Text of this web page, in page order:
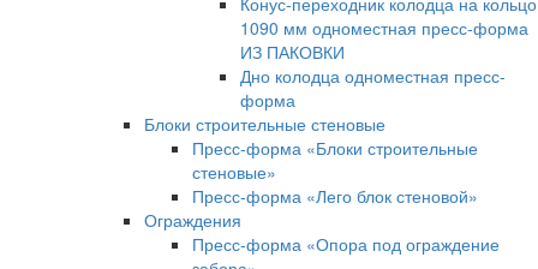
1090 мм одноместная пресс-форма
ИЗ ПАКОВКИ
Дно колодца одноместная пресс-
форма
Блоки строительные стеновые
Пресс-форма «Блоки строительные
стеновые»
Пресс-форма «Лего блок стеновой»
Ограждения
Пресс-форма «Опора под ограждение